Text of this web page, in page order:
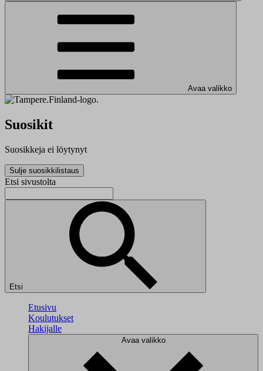
Avaa valikko
Suosikit
Suosikkeja ei löytynyt
Sulje suosikkilistaus
Etsi sivustolta
Etsi
Etusivu
Koulutukset
Hakijalle
Avaa valikko